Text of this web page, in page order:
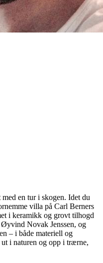
en tur i skogen. Idet du
villa på Carl Berners
i keramikk og grovt tilhogd
Novak Jenssen, og
– i både materiell og
i naturen og opp i trærne,